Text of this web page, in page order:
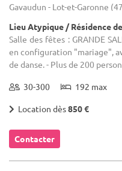
Gavaudun - Lot-et-Garonne
Lieu Atypique / Résidence
Salle des fêtes : GRANDE
en configuration "mariage",
de danse. - Plus de 200
30-300 192 max
Location dès850 €
Contacter